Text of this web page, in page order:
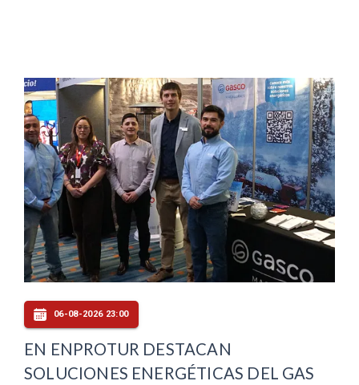
06-08-2026 23:00
EN ENPROTUR DESTACAN
SOLUCIONES ENERGÉTICAS DEL GAS